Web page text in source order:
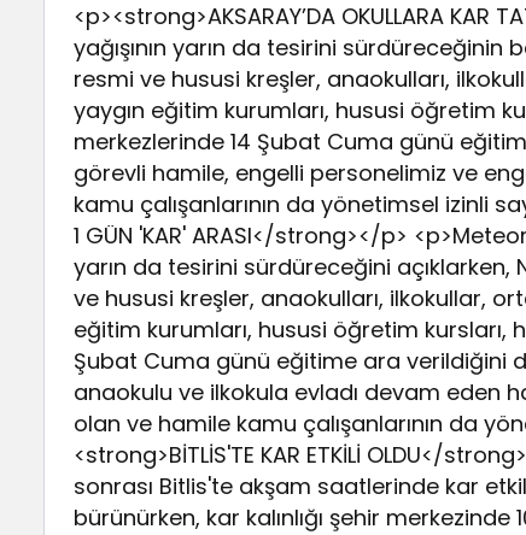
<p><strong>AKSARAY’DA OKULLARA
yağışının yarın da tesirini
resmi ve hususi kreşler, anaokulları,
yaygın eğitim kurumları, hususi öğretim
merkezlerinde 14 Şubat Cuma günü
görevli hamile, engelli personelimiz ve
kamu çalışanlarının da yönetimsel izinli
1 GÜN 'KAR' ARASI</strong></p>
yarın da tesirini sürdüreceğini
ve hususi kreşler, anaokulları, ilkokullar,
eğitim kurumları, hususi öğretim
Şubat Cuma günü eğitime ara verildiğini
anaokulu ve ilkokula evladı devam eden
olan ve hamile kamu çalışanlarının da
<strong>BİTLİS'TE KAR ETKİLİ OLDU</
sonrası Bitlis'te akşam saatlerinde kar
bürünürken, kar kalınlığı şehir